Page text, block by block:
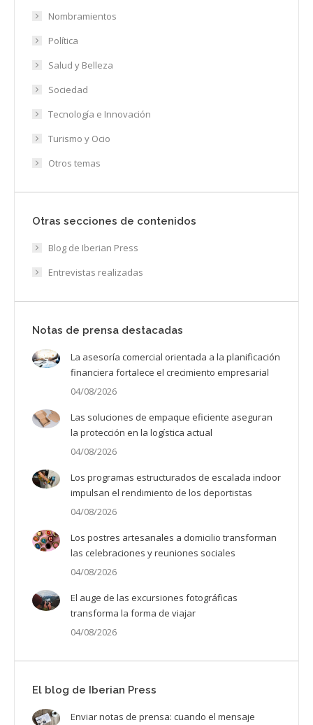
Nombramientos
Política
Salud y Belleza
Sociedad
Tecnología e Innovación
Turismo y Ocio
Otros temas
Otras secciones de contenidos
Blog de Iberian Press
Entrevistas realizadas
Notas de prensa destacadas
La asesoría comercial orientada a la planificación
financiera fortalece el crecimiento empresarial
04/08/2026
Las soluciones de empaque eficiente aseguran
la protección en la logística actual
04/08/2026
Los programas estructurados de escalada indoor
impulsan el rendimiento de los deportistas
04/08/2026
Los postres artesanales a domicilio transforman
las celebraciones y reuniones sociales
04/08/2026
El auge de las excursiones fotográficas
transforma la forma de viajar
04/08/2026
El blog de Iberian Press
Enviar notas de prensa: cuando el mensaje